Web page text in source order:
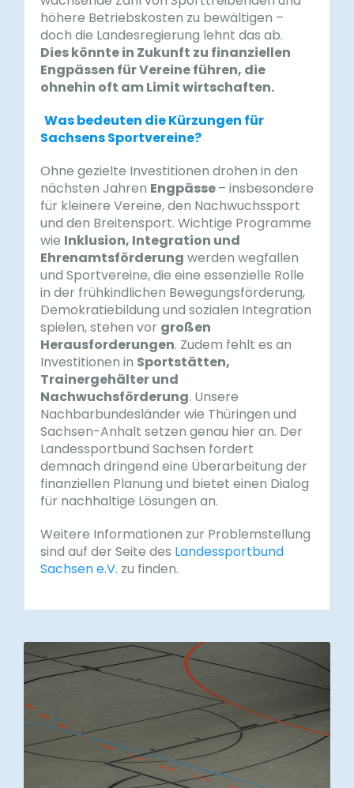
höhere Betriebskosten zu bewältigen –
doch die Landesregierung lehnt das ab.
Dies könnte in Zukunft zu finanziellen
Engpässen für Vereine führen, die
ohnehin oft am Limit wirtschaften.
Was bedeuten die Kürzungen für
Sachsens Sportvereine?
Ohne gezielte Investitionen drohen in den
nächsten Jahren Engpässe– insbesondere
für kleinere Vereine, den Nachwuchssport
und den Breitensport. Wichtige Programme
wie Inklusion, Integration und
Ehrenamtsförderung werden wegfallen
und Sportvereine, die eine essenzielle Rolle
in der frühkindlichen Bewegungsförderung,
Demokratiebildung und sozialen Integration
spielen, stehen vor großen
Herausforderungen. Zudem fehlt es an
Investitionen in Sportstätten,
Trainergehälter und
Nachwuchsförderung. Unsere
Nachbarbundesländer wie Thüringen und
Sachsen-Anhalt setzen genau hier an. Der
Landessportbund Sachsen fordert
demnach dringend eine Überarbeitung der
finanziellen Planung und bietet einen Dialog
für nachhaltige Lösungen an.
Weitere Informationen zur Problemstellung
sind auf der Seite des Landessportbund
Sachsen e.V. zu finden.